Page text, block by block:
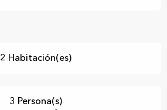
2 Habitación(es)
3 Persona(s)